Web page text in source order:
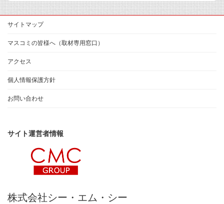
サイトマップ
マスコミの皆様へ（取材専用窓口）
アクセス
個人情報保護方針
お問い合わせ
サイト運営者情報
株式会社シー・エム・シー